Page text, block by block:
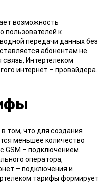
возможность
пользователей к
передачи данных без
абонентам не
Интертелеком
интернет – провайдера.
том, что для создания
меньшее количество
GSM – подключением.
оператора,
– подключения и
тарифы формирует